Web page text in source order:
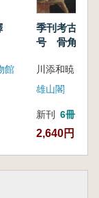
教の美術」
道図像と道
館
季刊考古学
号 骨角製装
川添和暁 編集
雄山閣
新刊 6冊
2,640円